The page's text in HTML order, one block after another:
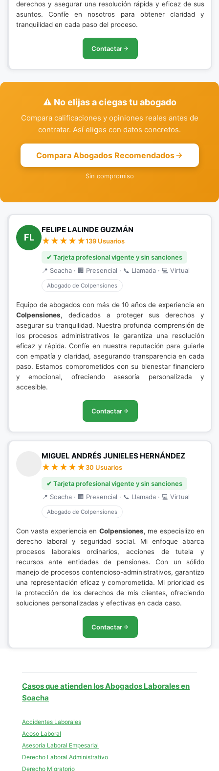
derechos y asegurar una resolución rápida y eficaz de sus
asuntos. Confíe en nosotros para obtener claridad y
tranquilidad en cada paso del proceso.
Contactar
⚠️ No elijas a ciegas tu abogado
Compara calificaciones y opiniones reales antes de
contratar. Así eliges con datos concretos.
Compara Abogados Recomendados
Sin compromiso
FL
FELIPE LALINDE GUZMÁN
139 Usuarios
✔ Tarjeta profesional vigente y sin sanciones
📍 Soacha · 🏢 Presencial · 📞 Llamada · 💻 Virtual
Abogado de Colpensiones
Equipo de abogados con más de 10 años de experiencia en
Colpensiones, dedicados a proteger sus derechos y
asegurar su tranquilidad. Nuestra profunda comprensión de
los procesos administrativos le garantiza una resolución
eficaz y rápida. Confíe en nuestra reputación para guiarle
con empatía y claridad, asegurando transparencia en cada
paso. Estamos comprometidos con su bienestar financiero
y emocional, ofreciendo asesoría personalizada y
accesible.
Contactar
MIGUEL ANDRÉS JUNIELES HERNÁNDEZ
30 Usuarios
✔ Tarjeta profesional vigente y sin sanciones
📍 Soacha · 🏢 Presencial · 📞 Llamada · 💻 Virtual
Abogado de Colpensiones
Con vasta experiencia en Colpensiones, me especializo en
derecho laboral y seguridad social. Mi enfoque abarca
procesos laborales ordinarios, acciones de tutela y
recursos ante entidades de pensiones. Con un sólido
manejo de procesos contencioso-administrativos, garantizo
una representación eficaz y comprometida. Mi prioridad es
la protección de los derechos de mis clientes, ofreciendo
soluciones personalizadas y efectivas en cada caso.
Contactar
Casos que atienden los Abogados Laborales en
Soacha
Accidentes Laborales
Acoso Laboral
Asesoría Laboral Empesarial
Derecho Laboral Administrativo
Derecho Migratorio